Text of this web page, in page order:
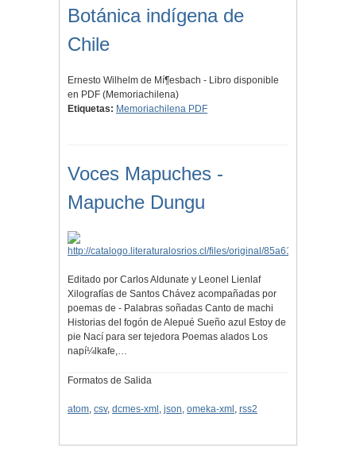
Botánica indígena de
Chile
Ernesto Wilhelm de Mí¶esbach - Libro disponible
en PDF (Memoriachilena)
Etiquetas: Memoriachilena PDF
Voces Mapuches -
Mapuche Dungu
Editado por Carlos Aldunate y Leonel Lienlaf
Xilografías de Santos Chávez acompañadas por
poemas de - Palabras soñadas Canto de machi
Historias del fogón de Alepué Sueño azul Estoy de
pie Nací para ser tejedora Poemas alados Los
napí¼lkafe,…
Formatos de Salida
atom, csv, dcmes-xml , json, omeka-xml , rss2